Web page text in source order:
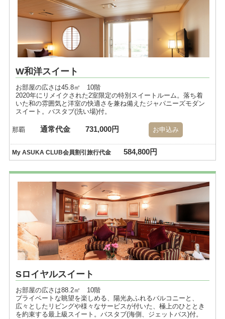
W和洋スイート
お部屋の広さは45.8㎡ 10階
2020年にリメイクされた2室限定の特別スイートルーム。落ち着
いた和の雰囲気と洋室の快適さを兼ね備えたジャパニーズモダン
スイート。バスタブ(洗い場)付。
那覇 通常代金 731,000円 お申込み
My ASUKA CLUB会員割引旅行代金 584,800円
Sロイヤルスイート
お部屋の広さは88.2㎡ 10階
プライベートな眺望を楽しめる、陽光あふれるバルコニーと、
広々としたリビングや様々なサービスが付いた、極上のひととき
を約束する最上級スイート。バスタブ(海側、ジェットバス)付。